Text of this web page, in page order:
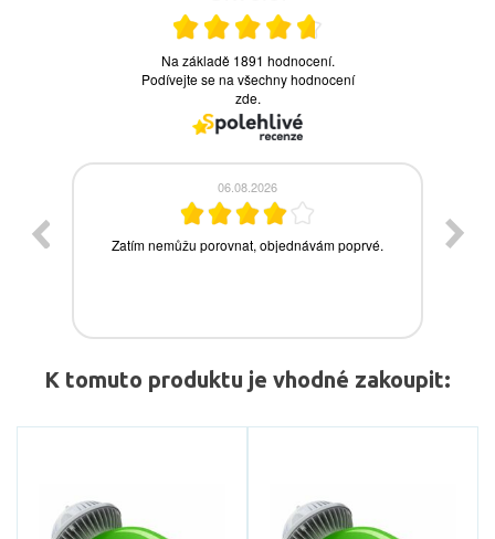
K tomuto produktu je vhodné zakoupit: